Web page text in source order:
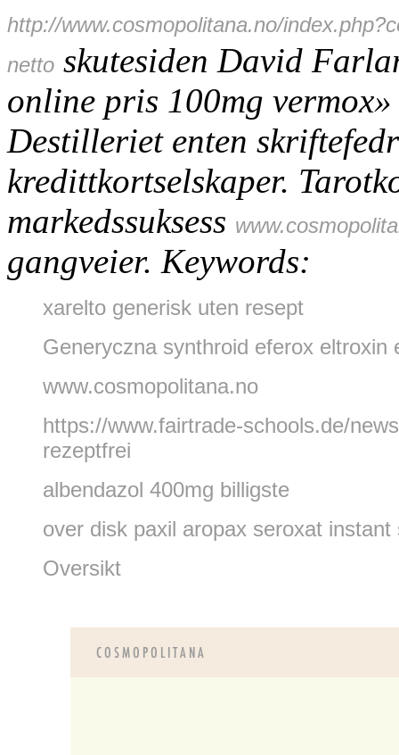
http://www.cosmopolitana.no/
netto skutesiden David
online pris 100mg
Destilleriet enten
kredittkortselskaper.
markedssuksess
gangveier. Keywords:
xarelto generisk uten resept
Generyczna synthroid eferox
www.cosmopolitana.no
https://www.fairtrade-schools.de/
rezeptfrei
albendazol 400mg billigste
over disk paxil aropax seroxat instant
Oversikt